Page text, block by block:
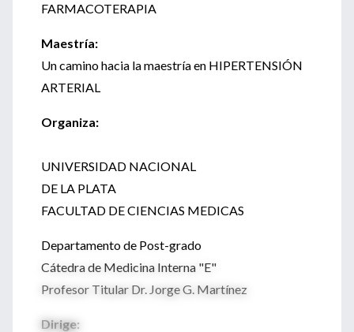
FARMACOTERAPIA
Maestría:
Un camino hacia la maestría en HIPERTENSIÓN
ARTERIAL
Organiza:
UNIVERSIDAD NACIONAL
DE LA PLATA
FACULTAD DE CIENCIAS MEDICAS
Departamento de Post-grado
Cátedra de Medicina Interna "E"
Profesor Titular Dr. Jorge G. Martínez
Dirige: